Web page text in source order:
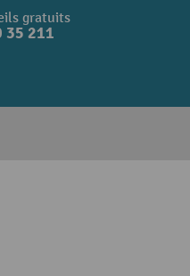
gratuits
35 211